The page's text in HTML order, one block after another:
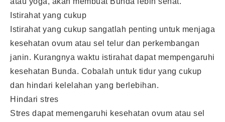
Istirahat yang cukup
Istirahat yang cukup sangatlah penting untuk menjaga
kesehatan ovum atau sel telur dan perkembangan
janin. Kurangnya waktu istirahat dapat mempengaruhi
kesehatan Bunda. Cobalah untuk tidur yang cukup
dan hindari kelelahan yang berlebihan.
Hindari stres
Stres dapat memengaruhi kesehatan ovum atau sel